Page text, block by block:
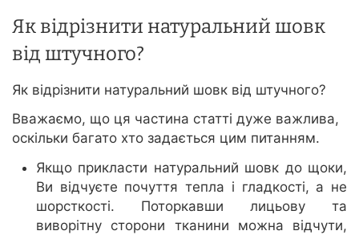
Як відрізнити натуральний шовк
від штучного?
Як відрізнити натуральний шовк від штучного?
Вважаємо, що ця частина статті дуже важлива,
оскільки багато хто задається цим питанням.
Якщо прикласти натуральний шовк до щоки,
Ви відчуєте почуття тепла і гладкості, а не
шорсткості. Поторкавши лицьову та
виворітну сторони тканини можна відчути,